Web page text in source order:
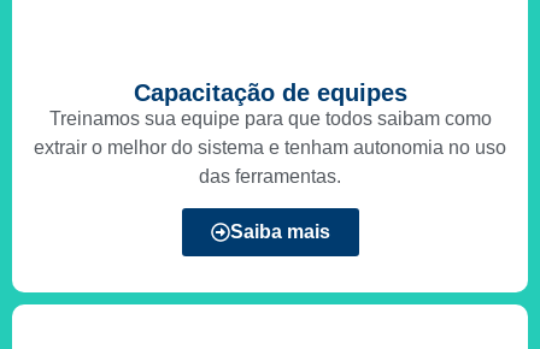
Capacitação de equipes
Treinamos sua equipe para que todos saibam como
extrair o melhor do sistema e tenham autonomia no uso
das ferramentas.
Saiba mais